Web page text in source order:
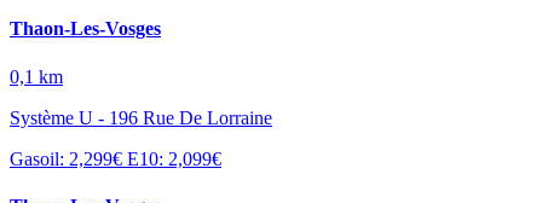
Thaon-Les-Vosges
0,1 km
Système U - 196 Rue De Lorraine
Gasoil: 2,299€ E10: 2,099€